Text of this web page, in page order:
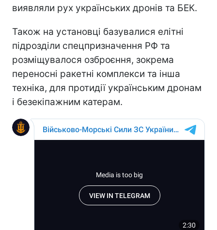
виявляли рух українських дронів та БЕК.
Також на установці базувалися елітні
підрозділи спецпризначення РФ та
розміщувалося озброєння, зокрема
переносні ракетні комплекси та інша
техніка, для протидії українським дронам
і безекіпажним катерам.